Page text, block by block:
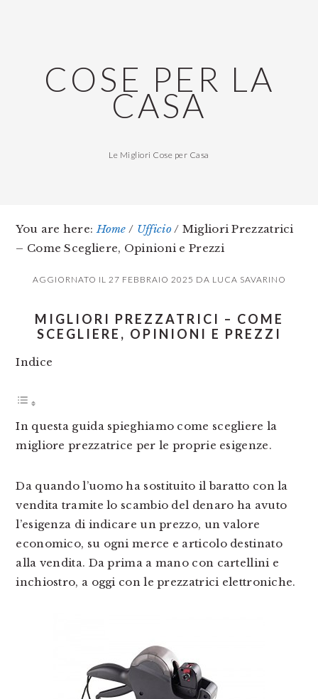
COSE PER LA
CASA
Le Migliori Cose per Casa
You are here:Home / Ufficio/ Migliori Prezzatrici
– Come Scegliere, Opinioni e Prezzi
AGGIORNATO IL 27 FEBBRAIO 2025 DA LUCA SAVARINO
MIGLIORI PREZZATRICI – COME
SCEGLIERE, OPINIONI E PREZZI
Indice
In questa guida spieghiamo come scegliere la
migliore prezzatrice per le proprie esigenze.
Da quando l’uomo ha sostituito il baratto con la
vendita tramite lo scambio del denaro ha avuto
l’esigenza di indicare un prezzo, un valore
economico, su ogni merce e articolo destinato
alla vendita. Da prima a mano con cartellini e
inchiostro, a oggi con le prezzatrici elettroniche.